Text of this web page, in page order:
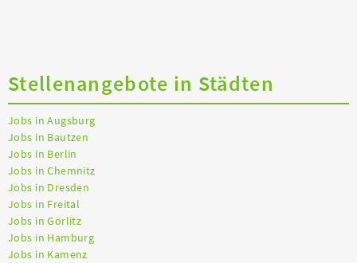
Stellenangebote in Städten
Jobs in Augsburg
Jobs in Bautzen
Jobs in Berlin
Jobs in Chemnitz
Jobs in Dresden
Jobs in Freital
Jobs in Görlitz
Jobs in Hamburg
Jobs in Kamenz